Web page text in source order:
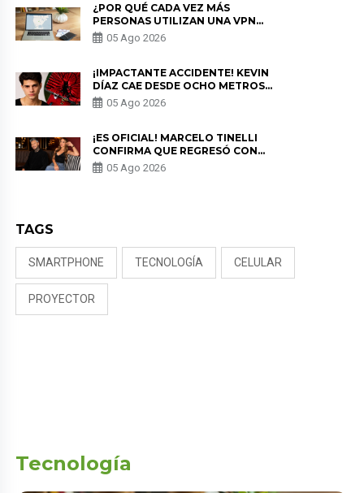
¿POR QUÉ CADA VEZ MÁS
PERSONAS UTILIZAN UNA VPN
PARA PROTEGER SU
PRIVACIDAD?
05 Ago 2026
¡IMPACTANTE ACCIDENTE! KEVIN
DÍAZ CAE DESDE OCHO METROS
EN “ESTO ES GUERRA” Y GENERA
PREOCUPACIÓN
05 Ago 2026
¡ES OFICIAL! MARCELO TINELLI
CONFIRMA QUE REGRESÓ CON
MILETT FIGUEROA: “EL AMOR
PUDO MÁS”
05 Ago 2026
TAGS
SMARTPHONE TECNOLOGÍA CELULAR
PROYECTOR
Tecnología